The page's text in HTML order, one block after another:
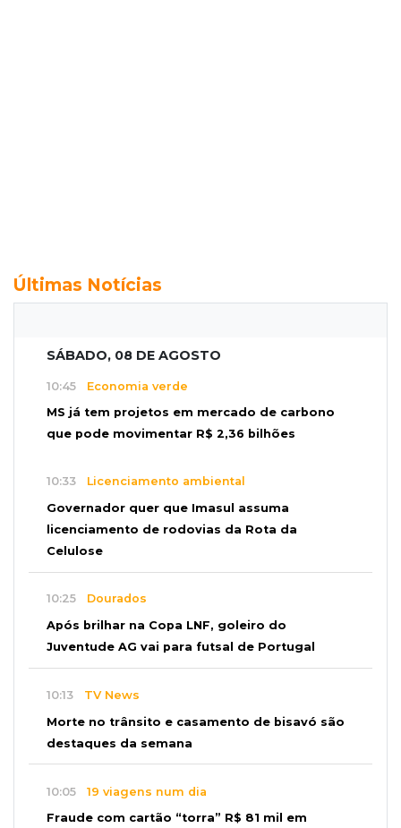
Últimas Notícias
SÁBADO, 08 DE AGOSTO
10:45 Economia verde
MS já tem projetos em mercado de carbono
que pode movimentar R$ 2,36 bilhões
10:33 Licenciamento ambiental
Governador quer que Imasul assuma
licenciamento de rodovias da Rota da
Celulose
10:25 Dourados
Após brilhar na Copa LNF, goleiro do
Juventude AG vai para futsal de Portugal
10:13 TV News
Morte no trânsito e casamento de bisavó são
destaques da semana
10:05 19 viagens num dia
Fraude com cartão “torra” R$ 81 mil em